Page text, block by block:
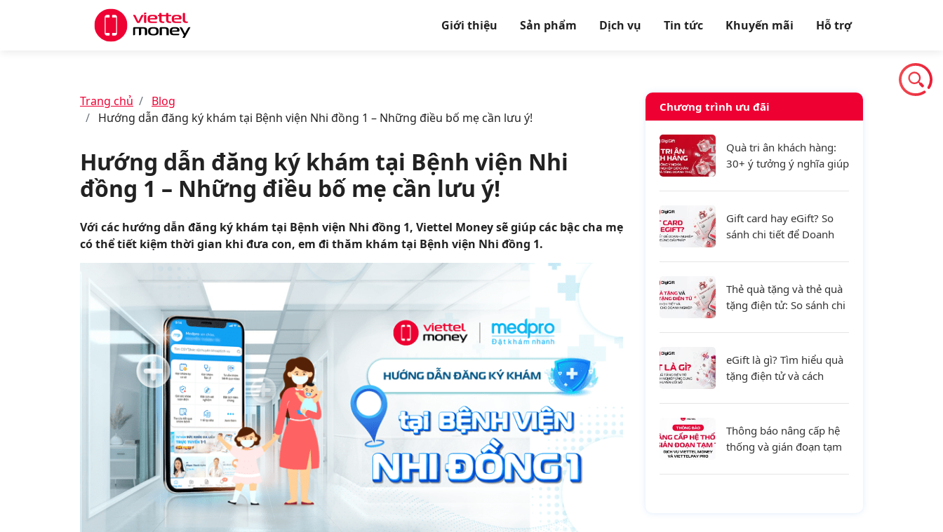
Giới thiệu Sản phẩm Dịch vụ Tin tức Khuyến mãi Hỗ trợ
Trang chủ
Blog
Hướng dẫn đăng ký khám tại Bệnh viện Nhi đồng 1 – Những điều bố mẹ cần lưu ý!
Hướng dẫn đăng ký khám tại Bệnh viện Nhi
đồng 1 – Những điều bố mẹ cần lưu ý!
Với các hướng dẫn đăng ký khám tại Bệnh viện Nhi đồng 1, Viettel Money sẽ giúp các bậc cha mẹ
có thể tiết kiệm thời gian khi đưa con, em đi thăm khám tại Bệnh viện Nhi đồng 1.
Chương trình ưu đãi
Quà tri ân khách hàng:
30+ ý tưởng ý nghĩa giúp
khách hàng và tăng
doanh thu
Gift card hay eGift? So
sánh chi tiết để Doanh
giải pháp
Thẻ quà tặng và thẻ quà
tặng điện tử: So sánh chi
doanh nghiệp
eGift là gì? Tìm hiểu quà
tặng điện tử và cách
trong chuyển đổi số
Thông báo nâng cấp hệ
thống và gián đoạn tạm
Money và ViettelPay Pro